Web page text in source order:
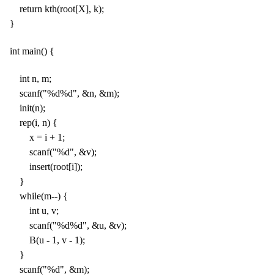
return kth(root[X], k);
}
int main() {
int n, m;
scanf("%d%d", &n, &m);
init(n);
rep(i, n) {
x = i + 1;
scanf("%d", &v);
insert(root[i]);
}
while(m--) {
int u, v;
scanf("%d%d", &u, &v);
B(u - 1, v - 1);
}
scanf("%d", &m);